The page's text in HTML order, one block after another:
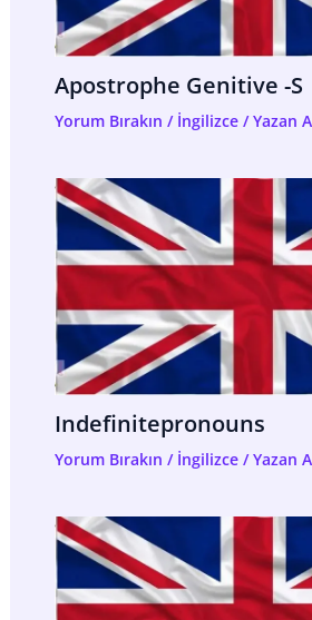
Apostrophe Genitive -s
Yorum Bırakın / İngilizce/ Yazan
Indefinitepronouns
Yorum Bırakın / İngilizce/ Yazan